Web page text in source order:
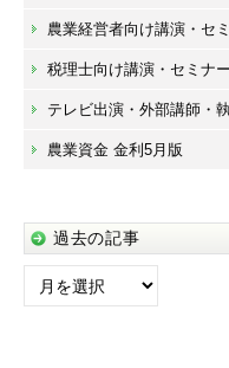
農業経営者向け講演・セ
税理士向け講演・セミナ
テレビ出演・外部講師・
農業資金 金利5月版
過去の記事
過